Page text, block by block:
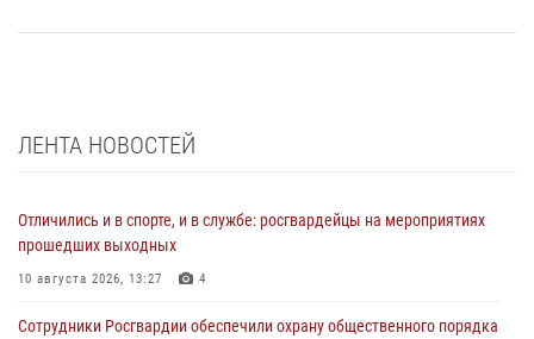
ЛЕНТА НОВОСТЕЙ
Отличились и в спорте, и в службе: росгвардейцы на мероприятиях
прошедших выходных
10 августа 2026, 13:27 4
Сотрудники Росгвардии обеспечили охрану общественного порядка